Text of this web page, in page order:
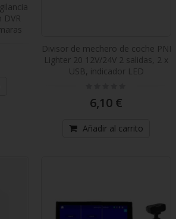
DVR
Divisor de mechero de coche PNI
Lighter 20 12V/24V 2 salidas, 2 x
USB, indicador LED
6,10 €
Añadir al carrito